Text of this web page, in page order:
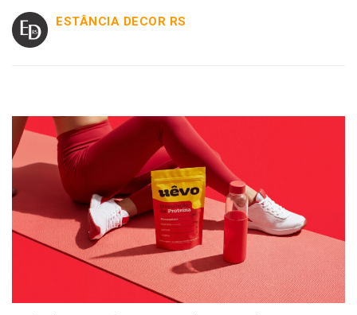
ESTÂNCIA DECOR RS